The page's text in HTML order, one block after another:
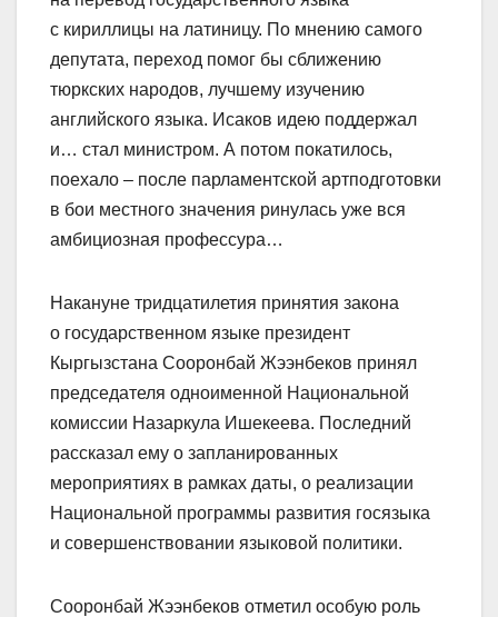
с кириллицы на латиницу. По мнению самого
депутата, переход помог бы сближению
тюркских народов, лучшему изучению
английского языка. Исаков идею поддер­жал
и… стал министром. А потом покатилось,
поехало – после парламентской артподготовки
в бои местного значения ринулась уже вся
амбициозная профессура…
Накануне тридцатилетия принятия закона
о государст­венном языке президент
Кыргызстана Сооронбай Жээнбеков принял
председателя одноименной Национальной
комиссии Назаркула Ишекеева. Последний
рассказал ему о запланированных
мероприятиях в рамках даты, о реализации
Национальной программы развития госязыка
и совершенствовании языковой политики.
Сооронбай Жээнбеков отметил особую роль